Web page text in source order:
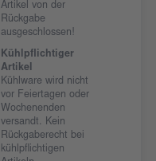
Artikel von der
Rückgabe
ausgeschlossen!
Kühlpflichtiger
Artikel
Kühlware wird nicht
vor Feiertagen oder
Wochenenden
versandt. Kein
Rückgaberecht bei
kühlpflichtigen